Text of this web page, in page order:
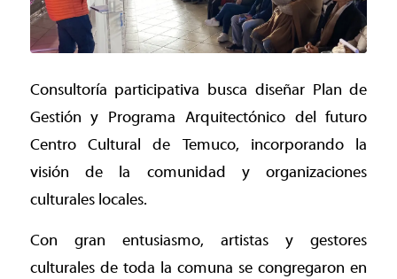
Consultoría participativa busca diseñar Plan de
Gestión y Programa Arquitectónico del futuro
Centro Cultural de Temuco, incorporando la
visión de la comunidad y organizaciones
culturales locales.
Con gran entusiasmo, artistas y gestores
culturales de toda la comuna se congregaron en